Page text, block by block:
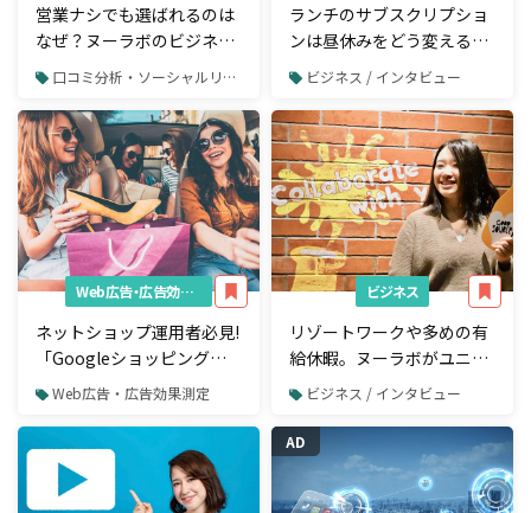
営業ナシでも選ばれるのは
なぜ？ヌーラボのビジネス
モデルを徹底取材
口コミ分析・ソーシャルリスニング
ランチのサブスクリプショ
ンは昼休みをどう変える？
POTLUCK代表に聞いてみ
た
ビジネス / インタビュー
Web広告・広告効果測定
ネットショップ運用者必見!
「Googleショッピング広
告」の始め方
Web広告・広告効果測定
ビジネス
リゾートワークや多めの有
給休暇。ヌーラボがユニー
クな社内制度を導入する理
ビジネス / インタビュー
AD